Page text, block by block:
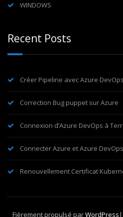
WINDOWS
Recent Posts
Créer Pipeline avec Azure DevOps
Correction Bug puppet sur Azure
Connexion d’Azure DevOps à
Connecter Azure et Azure DevOps
Renouvellement Certificat
Fièrement propulsé parWordPress|